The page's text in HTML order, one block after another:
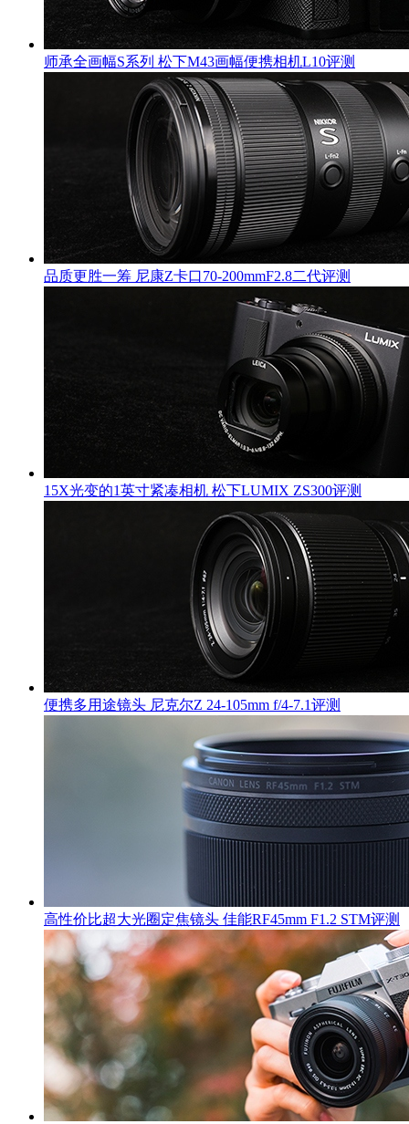
师承全画幅S系列 松下M43画幅便携相机L10评测
品质更胜一筹 尼康Z卡口70-200mmF2.8二代评测
15X光变的1英寸紧凑相机 松下LUMIX ZS300评测
便携多用途镜头 尼克尔Z 24-105mm f/4-7.1评测
高性价比超大光圈定焦镜头 佳能RF45mm F1.2 STM评测